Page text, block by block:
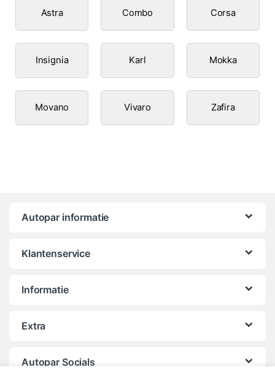
Astra Combo Corsa
Insignia Karl Mokka
Movano Vivaro Zafira
Autopar informatie
Klantenservice
Informatie
Extra
Autopar Socials